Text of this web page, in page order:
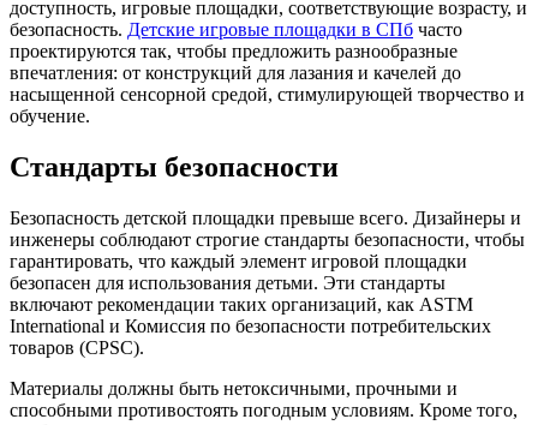
доступность, игровые площадки, соответствующие возрасту, и
безопасность. Детские игровые площадки в СПб часто
проектируются так, чтобы предложить разнообразные
впечатления: от конструкций для лазания и качелей до
насыщенной сенсорной средой, стимулирующей творчество и
обучение.
Стандарты безопасности
Безопасность детской площадки превыше всего. Дизайнеры и
инженеры соблюдают строгие стандарты безопасности, чтобы
гарантировать, что каждый элемент игровой площадки
безопасен для использования детьми. Эти стандарты
включают рекомендации таких организаций, как ASTM
International и Комиссия по безопасности потребительских
товаров (CPSC).
Материалы должны быть нетоксичными, прочными и
способными противостоять погодным условиям. Кроме того,